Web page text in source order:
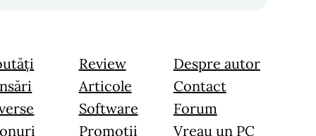
Review
Articole
Software
Promoții
Despre autor
Contact
Forum
Vreau un PC